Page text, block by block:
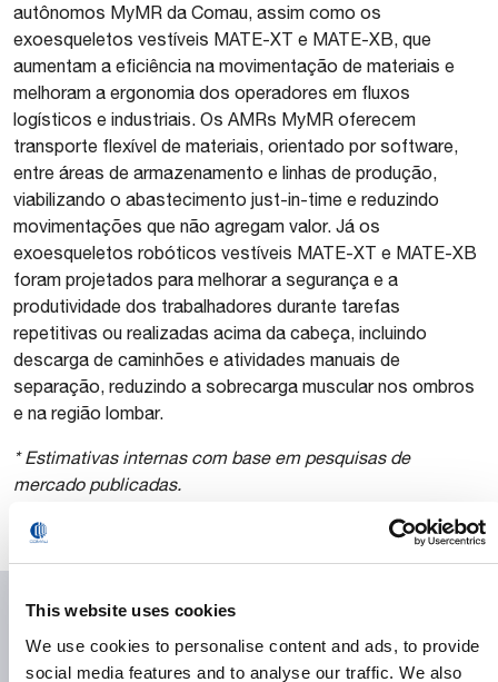
This website uses cookies
We use cookies to personalise content and ads, to provide
social media features and to analyse our traffic. We also
autônomos MyMR da Comau, assim como os
exoesqueletos vestíveis MATE-XT e MATE-XB, que
aumentam a eficiência na movimentação de materiais e
melhoram a ergonomia dos operadores em fluxos
logísticos e industriais. Os AMRs MyMR oferecem
transporte flexível de materiais, orientado por software,
entre áreas de armazenamento e linhas de produção,
viabilizando o abastecimento just-in-time e reduzindo
movimentações que não agregam valor. Já os
exoesqueletos robóticos vestíveis MATE-XT e MATE-XB
foram projetados para melhorar a segurança e a
produtividade dos trabalhadores durante tarefas
repetitivas ou realizadas acima da cabeça, incluindo
descarga de caminhões e atividades manuais de
separação, reduzindo a sobrecarga muscular nos ombros
e na região lombar.
* Estimativas internas com base em pesquisas de
mercado publicadas.
Press Release